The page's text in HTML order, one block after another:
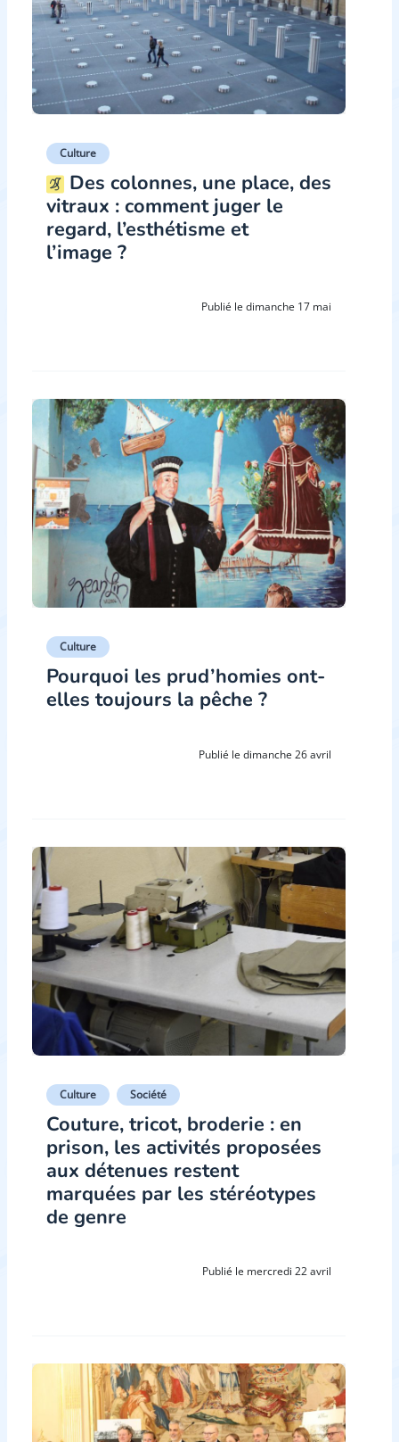
Culture
Des colonnes, une place, des
vitraux : comment juger le
regard, l’esthétisme et
l’image ?
Publié le dimanche 17 mai
Culture
Pourquoi les prud’homies ont-
elles toujours la pêche ?
Publié le dimanche 26 avril
Culture Société
Couture, tricot, broderie : en
prison, les activités proposées
aux détenues restent
marquées par les stéréotypes
de genre
Publié le mercredi 22 avril